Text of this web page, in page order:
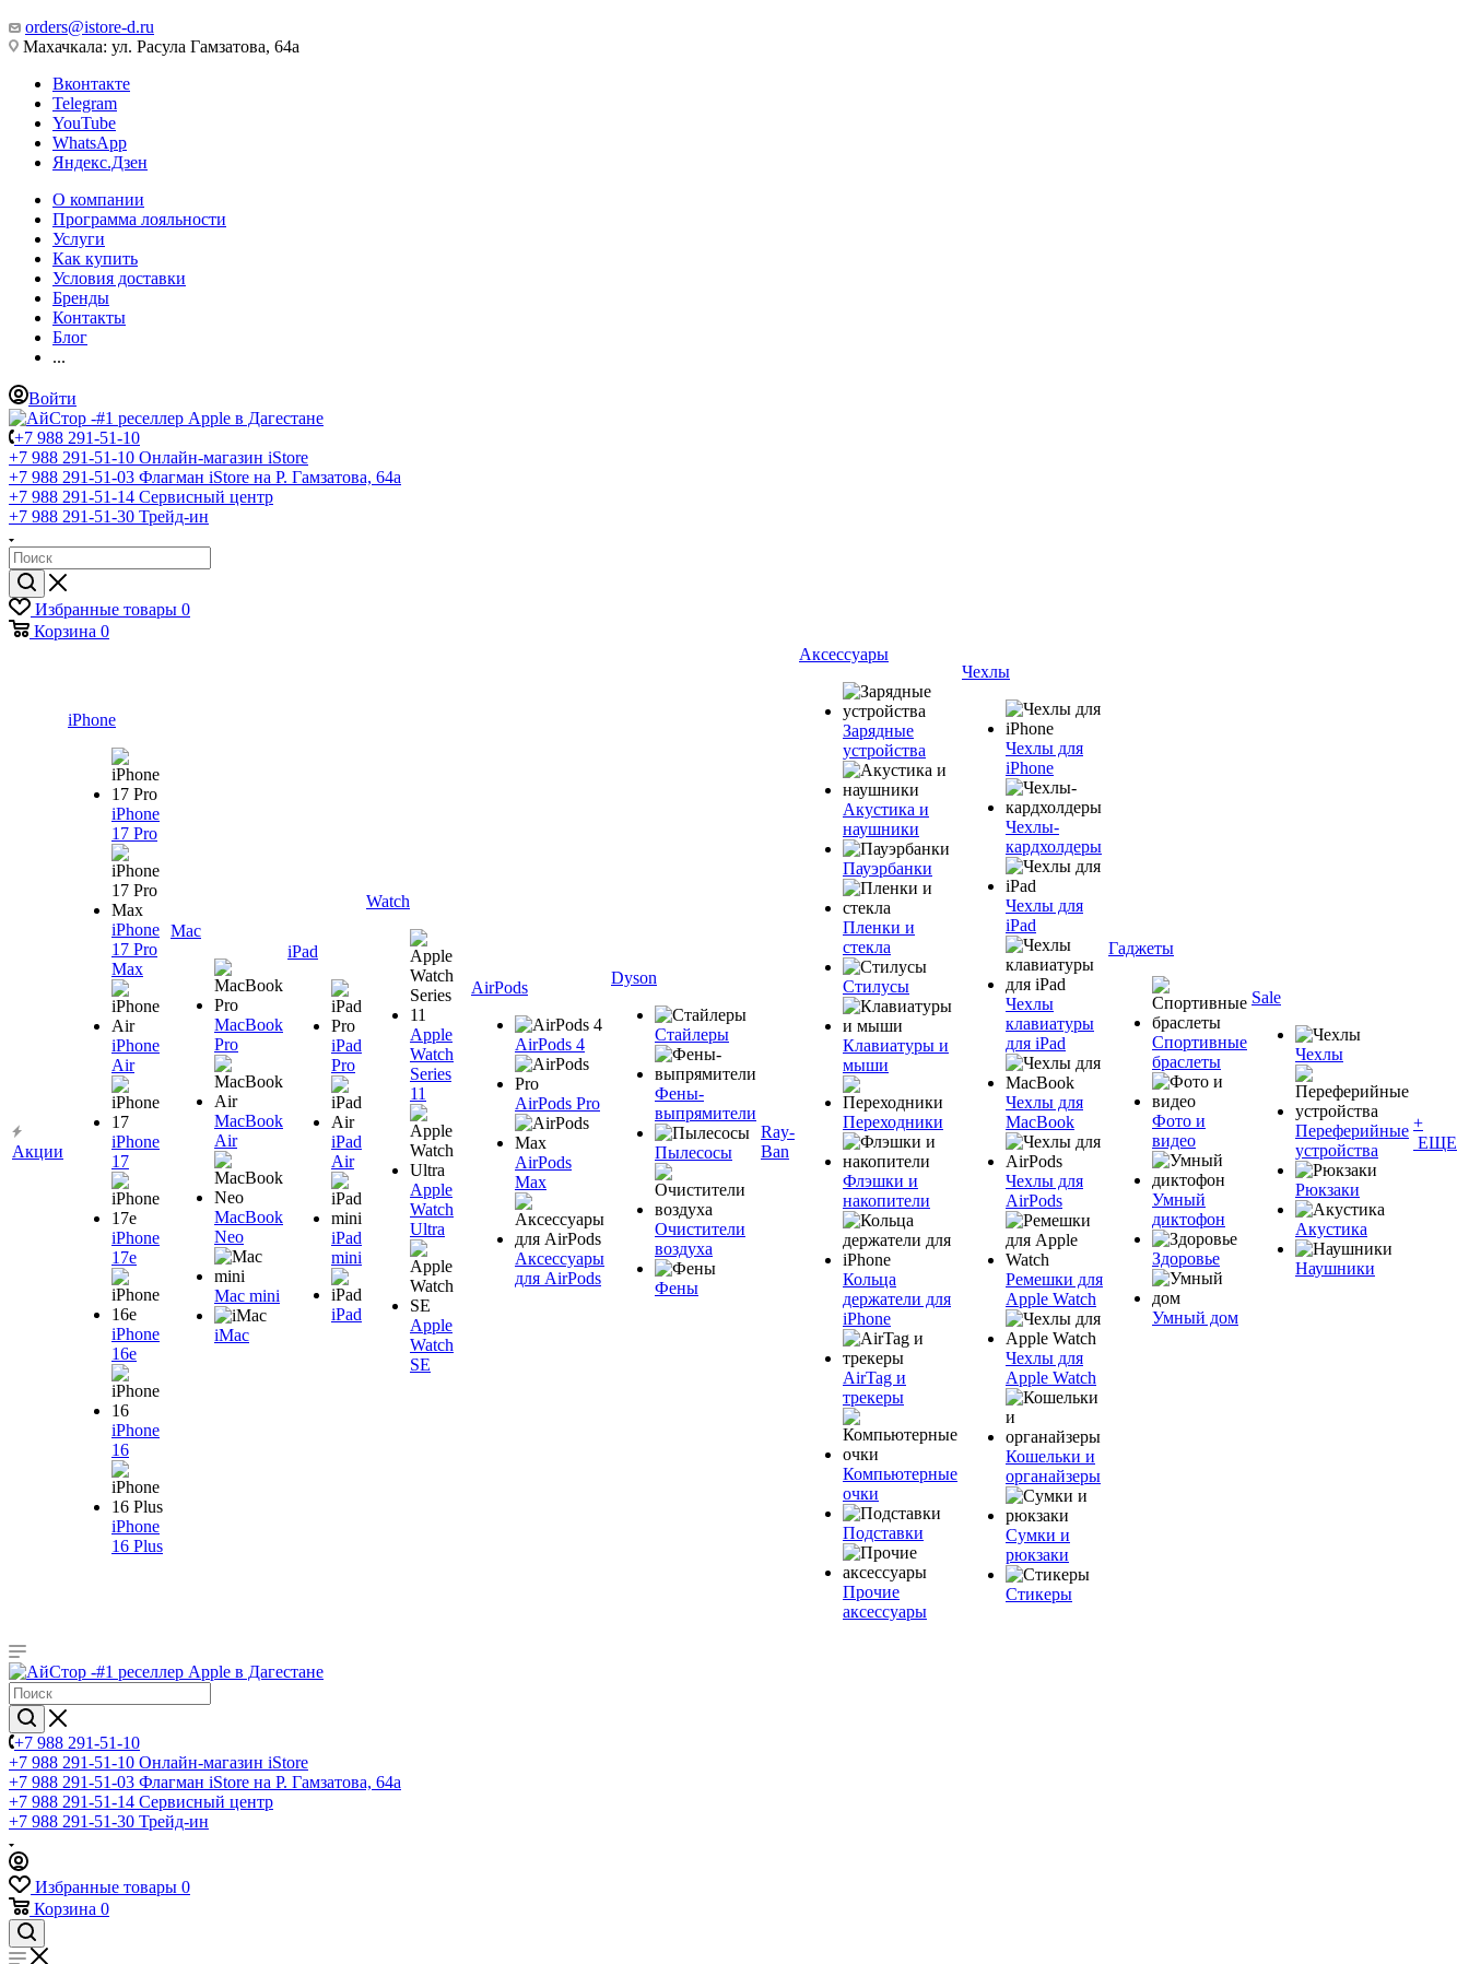
orders@istore-d.ru
Махачкала: ул. Расула Гамзатова, 64а
Вконтакте
Telegram
YouTube
WhatsApp
Яндекс.Дзен
О компании
Программа лояльности
Услуги
Как купить
Условия доставки
Бренды
Контакты
Блог
...
Войти
+7 988 291-51-10
+7 988 291-51-10 Онлайн-магазин iStore
+7 988 291-51-03 Флагман iStore на Р. Гамзатова, 64а
+7 988 291-51-14 Сервисный центр
+7 988 291-51-30 Трейд-ин
Избранные товары 0
Корзина 0
Акции
iPhone
iPhone
17 Pro
iPhone
17 Pro
Max
iPhone
Air
iPhone
17
iPhone
17e
iPhone
16e
iPhone
16
iPhone
16 Plus
Mac
MacBook
Pro
MacBook
Air
MacBook
Neo
Mac mini
iMac
iPad
iPad
Pro
iPad
Air
iPad
mini
iPad
Watch
Apple
Watch
Series
11
Apple
Watch
Ultra
Apple
Watch
SE
AirPods
AirPods 4
AirPods Pro
AirPods
Max
Аксессуары
для AirPods
Dyson
Стайлеры
Фены-
выпрямители
Пылесосы
Очистители
воздуха
Фены
Ray-
Ban
Аксессуары
Зарядные
устройства
Акустика и
наушники
Пауэрбанки
Пленки и
стекла
Стилусы
Клавиатуры и
мыши
Переходники
Флэшки и
накопители
Кольца
держатели для
iPhone
AirTag и
трекеры
Компьютерные
очки
Подставки
Прочие
аксессуары
Чехлы
Чехлы для
iPhone
Чехлы-
кардхолдеры
Чехлы для
iPad
Чехлы
клавиатуры
для iPad
Чехлы для
MacBook
Чехлы для
AirPods
Ремешки для
Apple Watch
Чехлы для
Apple Watch
Кошельки и
органайзеры
Сумки и
рюкзаки
Стикеры
Гаджеты
Спортивные
браслеты
Фото и
видео
Умный
диктофон
Здоровье
Умный дом
Sale
Чехлы
Переферийные
устройства
Рюкзаки
Акустика
Наушники
+
ЕЩЕ
+7 988 291-51-10
+7 988 291-51-10 Онлайн-магазин iStore
+7 988 291-51-03 Флагман iStore на Р. Гамзатова, 64а
+7 988 291-51-14 Сервисный центр
+7 988 291-51-30 Трейд-ин
Избранные товары 0
Корзина 0